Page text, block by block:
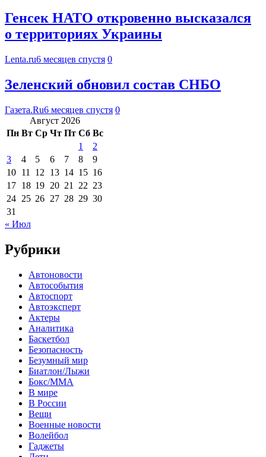
Генсек НАТО откровенно высказался
о территориях Украины
Lenta.ru6 месяцев спустя 0
Зеленский обновил состав СНБО
Газета.Ru6 месяцев спустя 0
Август 2026
Пн Вт Ср Чт Пт Сб Вс
1
2
3
4 5 6 7 8
9
10 11 12 13 14 15 16
17 18 19 20 21 22 23
24 25 26 27 28 29 30
31
« Июл
Рубрики
Автоновости
Автособытия
Автоспорт
Автоэксперт
Актеры
Аналитика
Баскетбол
Безопасность
Безумный мир
Биатлон/Лыжи
Бокс/MMA
В мире
В России
Вещи
Военные новости
Волейбол
Гаджеты